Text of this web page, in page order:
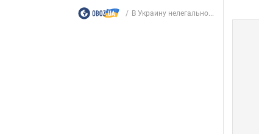
В Украину нелегально...